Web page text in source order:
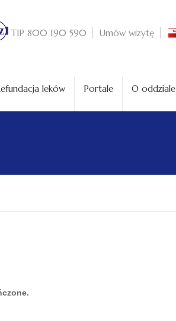
TIP 800 190 590 Umów wizytę
leków Portale O oddziale